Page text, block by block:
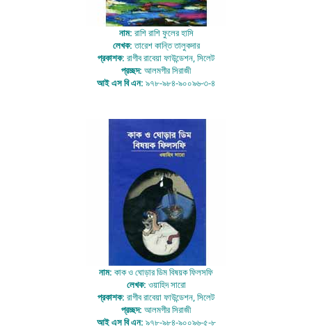
নাম: রাশি রাশি ফুলের হাসি
লেখক:তারেশ কান্তি তালুকদার
প্রকাশক: রাগীব রাবেয়া ফাউন্ডেশন, সিলেট
প্রচ্ছদ: আলমগীর সিরাজী
আই এস বি এন: ৯৭৮-৯৮৪-৯০০৯৬-৩-৪
নাম: কাক ও ঘোড়ার ডিম বিষয়ক ফিলসফি
লেখক: ওয়াহিদ সারো
প্রকাশক: রাগীব রাবেয়া ফাউন্ডেশন, সিলেট
প্রচ্ছদ: আলমগীর সিরাজী
আই এস বি এন: ৯৭৮-৯৮৪-৯০০৯৬-৫-৮